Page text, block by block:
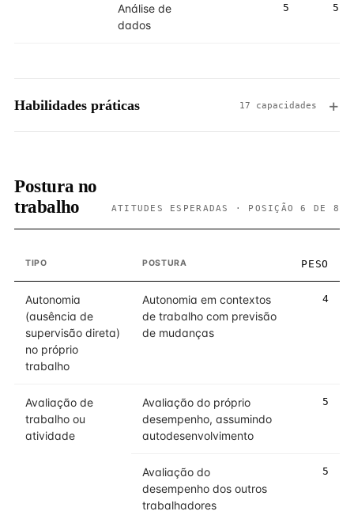
Análise de
dados
5 5
Habilidades práticas 17 capacidades
Postura no
trabalho
ATITUDES ESPERADAS · POSIÇÃO 6 DE 8
TIPO POSTURA PESO
Autonomia
(ausência de
supervisão direta)
no próprio
trabalho
Autonomia em contextos
de trabalho com previsão
de mudanças
4
Avaliação de
trabalho ou
atividade
Avaliação do próprio
desempenho, assumindo
autodesenvolvimento
5
Avaliação do
desempenho dos outros
trabalhadores
5